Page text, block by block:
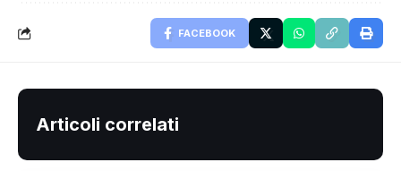
FACEBOOK
Articoli correlati